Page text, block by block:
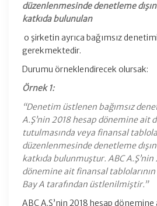
düzenlenmesinde denetleme
katkıda bulunulan
o şirketin ayrıca bağımsız
gerekmektedir.
Durumu örneklendirecek olursak:
Örnek 1:
“Denetim üstlenen bağımsız
A.Ş’nin 2018 hesap dönemine ait
tutulmasında veya finansal
düzenlenmesinde denetleme
katkıda bulunmuştur. ABC A.Ş’nin
dönemine ait finansal tablolarının
Bay A tarafından üstlenilmiştir.”
ABC A.Ş’nin 2018 hesap